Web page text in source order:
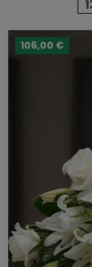
106,00 €